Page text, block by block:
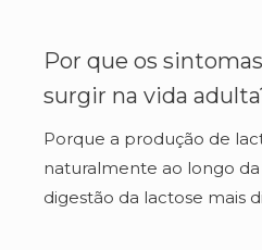
Por que os
surgir na vida
Porque a produção de
naturalmente ao longo
digestão da lactose mais